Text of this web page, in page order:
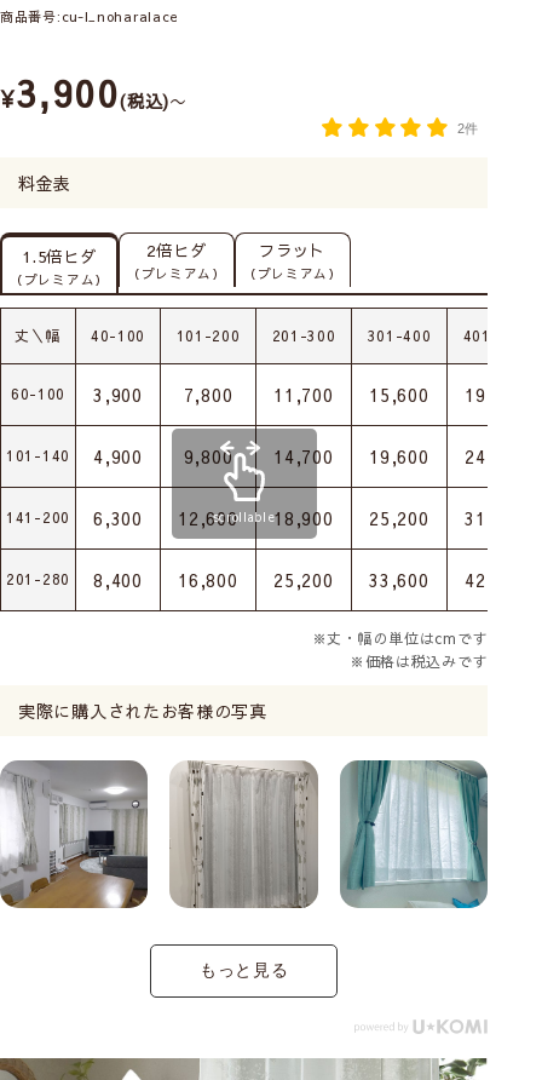
商品番号 cu-l_noharalace
¥3,900 税込 〜
2件
料金表
1.5倍ヒダ
（プレミアム）
2倍ヒダ
（プレミアム）
フラット
（プレミアム）
丈＼幅 40-100 101-200 201-300 301-400 401-500
60-100 3,900 7,800 11,700 15,600 19,500
101-140 4,900 9,800 14,700 19,600 24,500
141-200 6,300 12,600 18,900 25,200 31,500
201-280 8,400 16,800 25,200 33,600 42,000
scrollable
※丈・幅の単位はcmです
※価格は税込みです
実際に購入されたお客様の写真
もっと見る